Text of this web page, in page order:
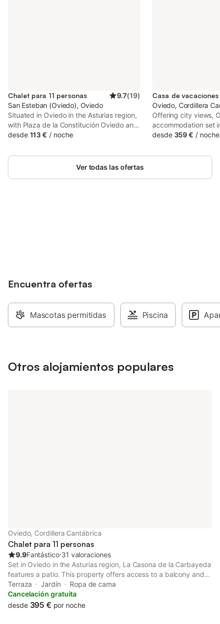
Chalet para 11 personas 9.7(19)
San Esteban (Oviedo), Oviedo
Situated in Oviedo in the Asturias region,
with Plaza de la Constitución Oviedo and
Principe Felipe Auditorium nearby, Casa
accommodation with free WiFi and free
desde 113 € / noche
Oviedo, Cordillera
Offering city views,
accommodation set
from Plaza de la
University. The
desde 359 € / noche
Ver todas las ofertas
Encuentra ofertas
Mascotas permitidas Piscina
Otros alojamientos populares
Oviedo, Cordillera Cantábrica
Chalet para 11 personas
9.9Fantástico⋅31 valoraciones
Set in Oviedo in the Asturias region, La Casona de la Carbayeda
features a patio. This property offers access to a balcony and
free private parking. The property is non-smoking and is
situated 7.2 km from Plaza de España.
Terraza Jardín
Ropa de cama
Cancelación gratuita
desde 395 € por noche